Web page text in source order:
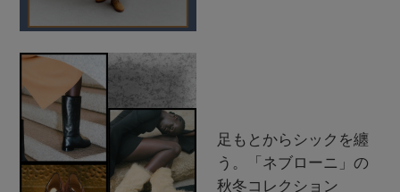
足もとからシックを纏
う。「ネブローニ」の
秋冬コレクション